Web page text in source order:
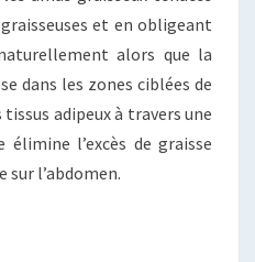
et en obligeant
alors que la
dans les zones ciblées de
adipeux à travers une
élimine l’excès de graisse
sur l’abdomen.